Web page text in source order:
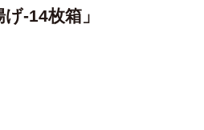
-14枚箱」